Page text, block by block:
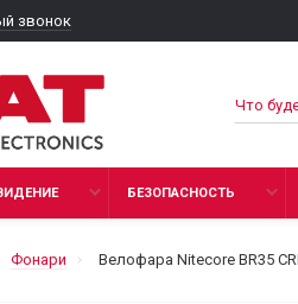
звонок
БЕЗОПАСНОСТЬ
Фонари Велофара Nitecore BR35